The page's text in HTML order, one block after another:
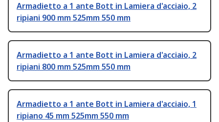
Armadietto a 1 ante Bott in Lamiera d'acciaio, 2
ripiani 900 mm 525mm 550 mm
Armadietto a 1 ante Bott in Lamiera d'acciaio, 2
ripiani 800 mm 525mm 550 mm
Armadietto a 1 ante Bott in Lamiera d'acciaio, 1
ripiano 45 mm 525mm 550 mm